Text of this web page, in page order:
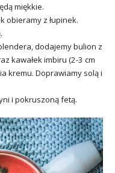
miękkie.
obieramy z łupinek.
dodajemy bulion z
kawałek imbiru (2-3 cm
kremu. Doprawiamy solą i
i pokruszoną fetą.